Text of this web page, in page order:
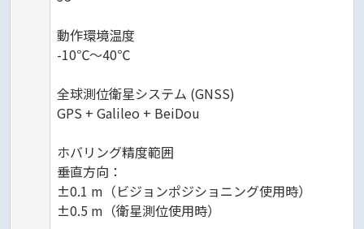
動作環境温度
-10℃～40℃
全球測位衛星システム (GNSS)
GPS + Galileo + BeiDou
ホバリング精度範囲
垂直方向：
±0.1 m（ビジョンポジショニング使用時）
±0.5 m（衛星測位使用時）